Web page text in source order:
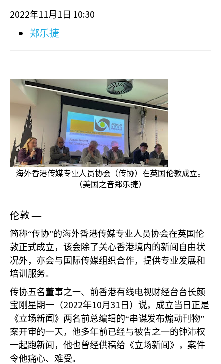
2022年11月 1 日 10:30
郑乐捷
海外香港传媒专业人员协会（传协）在英国伦敦成立。
（美国之音郑乐捷）
伦敦 —
简称“传协”的海外香港传媒专业人员协会在英国伦
敦正式成立，该会除了关心香港境内的新闻自由状
况外，亦会与国际传媒组织合作，提供专业发展和
培训服务。
传协五名董事之一、前香港有线电视财经台台长颜
宝刚星期一（2022年10月 31 日）说，成立当日正是
《立场新闻》两名前总编辑的“串谋发布煽动刊物”
案开审的一天，他多年前已经与被告之一的钟沛权
一起跑新闻，他也曾经供稿给《立场新闻》，案件
令他痛心、难受。